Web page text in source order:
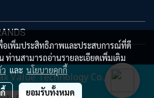
Value Technology Co.,Ltd.
อเพิ่มประสิทธิภาพและประสบการณ์ที่ดี
ท่านสามารถอ่านรายละเอียดเพิ่มเติม
และ นโยบายคุกกี้
ยอมรับทั้งหมด